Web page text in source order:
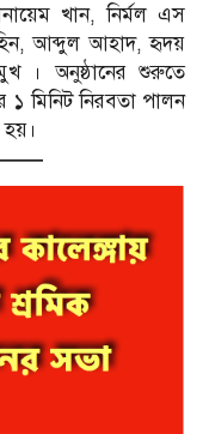
খান, নির্মল এস
আব্দুল আহাদ, হৃদয়
। অনুষ্ঠানের শুরুতে
মিনিট নিরবতা পালন